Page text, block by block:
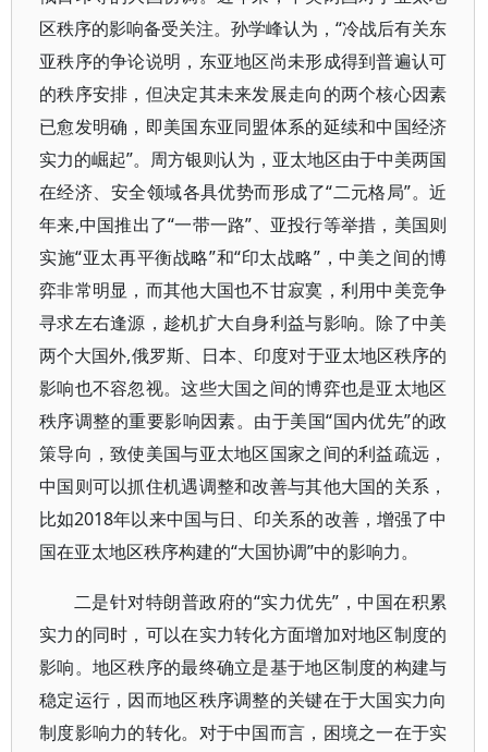
区秩序的影响备受关注。孙学峰认为，“冷战后有关东
亚秩序的争论说明，东亚地区尚未形成得到普遍认可
的秩序安排，但决定其未来发展走向的两个核心因素
已愈发明确，即美国东亚同盟体系的延续和中国经济
实力的崛起”。周方银则认为，亚太地区由于中美两国
在经济、安全领域各具优势而形成了“二元格局”。近
年来,中国推出了“一带一路”、亚投行等举措，美国则
实施“亚太再平衡战略”和“印太战略”，中美之间的博
弈非常明显，而其他大国也不甘寂寞，利用中美竞争
寻求左右逢源，趁机扩大自身利益与影响。除了中美
两个大国外,俄罗斯、日本、印度对于亚太地区秩序的
影响也不容忽视。这些大国之间的博弈也是亚太地区
秩序调整的重要影响因素。由于美国“国内优先”的政
策导向，致使美国与亚太地区国家之间的利益疏远，
中国则可以抓住机遇调整和改善与其他大国的关系，
比如2018年以来中国与日、印关系的改善，增强了中
国在亚太地区秩序构建的“大国协调”中的影响力。
二是针对特朗普政府的“实力优先”，中国在积累
实力的同时，可以在实力转化方面增加对地区制度的
影响。地区秩序的最终确立是基于地区制度的构建与
稳定运行，因而地区秩序调整的关键在于大国实力向
制度影响力的转化。对于中国而言，困境之一在于实